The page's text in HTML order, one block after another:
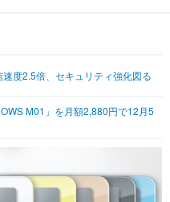
ブログ
その他
度2.5倍、セキュリティ強化図る
M01」を月額2,880円で12月5